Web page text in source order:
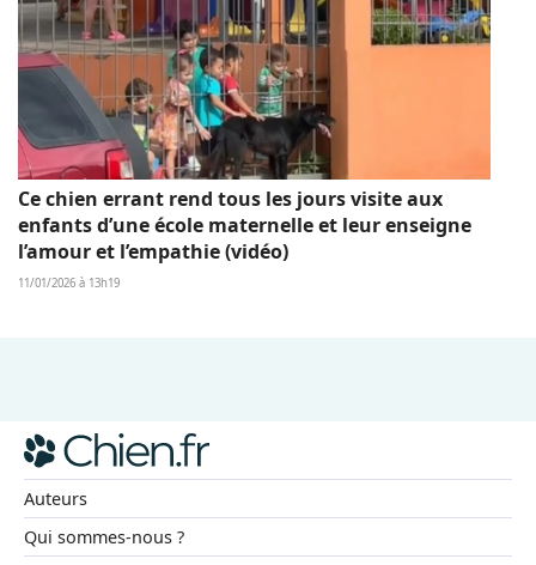
Ce chien errant rend tous les jours visite aux
enfants d’une école maternelle et leur enseigne
l’amour et l’empathie (vidéo)
11/01/2026 à 13h19
Auteurs
Qui sommes-nous ?